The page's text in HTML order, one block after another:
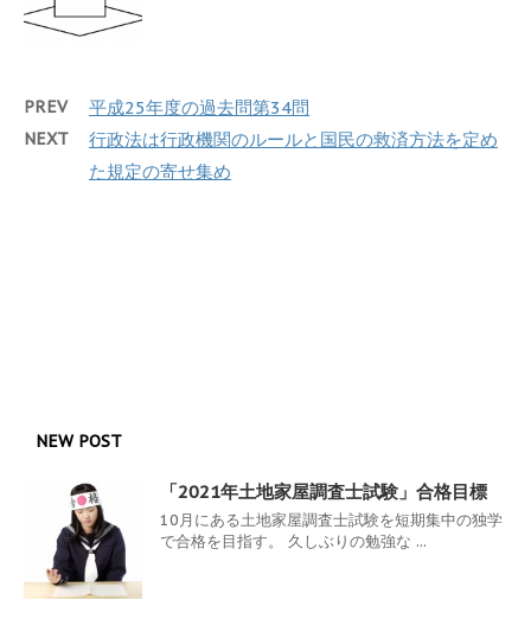
PREV 平成25年度の過去問第34問
NEXT
行政法は行政機関のルールと国民の救済方法を定め
た規定の寄せ集め
NEW POST
「2021年土地家屋調査士試験」合格目標
10月にある土地家屋調査士試験を短期集中の独学
で合格を目指す。 久しぶりの勉強な ...